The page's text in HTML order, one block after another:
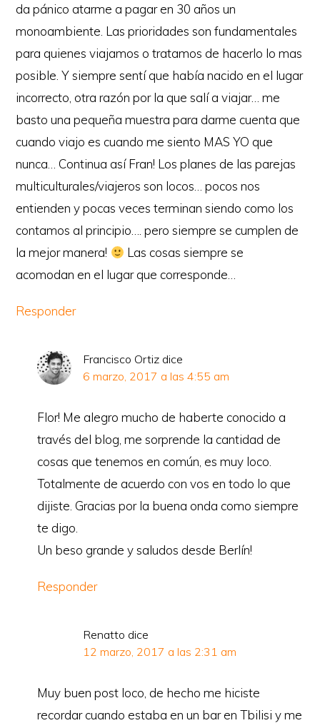
da pánico atarme a pagar en 30 años un
monoambiente. Las prioridades son fundamentales
para quienes viajamos o tratamos de hacerlo lo mas
posible. Y siempre sentí que había nacido en el lugar
incorrecto, otra razón por la que salí a viajar… me
basto una pequeña muestra para darme cuenta que
cuando viajo es cuando me siento MAS YO que
nunca… Continua así Fran! Los planes de las parejas
multiculturales/viajeros son locos… pocos nos
entienden y pocas veces terminan siendo como los
contamos al principio…. pero siempre se cumplen de
la mejor manera!
Las cosas siempre se
acomodan en el lugar que corresponde…
Responder
Francisco Ortiz dice
6 marzo, 2017 a las 4:55 am
Flor! Me alegro mucho de haberte conocido a
través del blog, me sorprende la cantidad de
cosas que tenemos en común, es muy loco.
Totalmente de acuerdo con vos en todo lo que
dijiste. Gracias por la buena onda como siempre
te digo.
Un beso grande y saludos desde Berlín!
Responder
Renatto dice
12 marzo, 2017 a las 2:31 am
Muy buen post loco, de hecho me hiciste
recordar cuando estaba en un bar en Tbilisi y me